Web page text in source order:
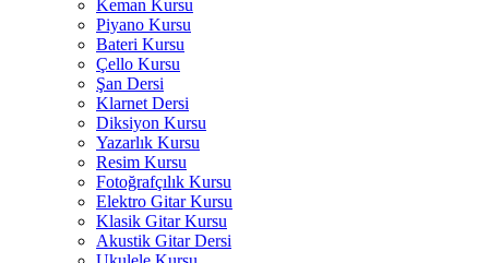
Keman Kursu
Piyano Kursu
Bateri Kursu
Çello Kursu
Şan Dersi
Klarnet Dersi
Diksiyon Kursu
Yazarlık Kursu
Resim Kursu
Fotoğrafçılık Kursu
Elektro Gitar Kursu
Klasik Gitar Kursu
Akustik Gitar Dersi